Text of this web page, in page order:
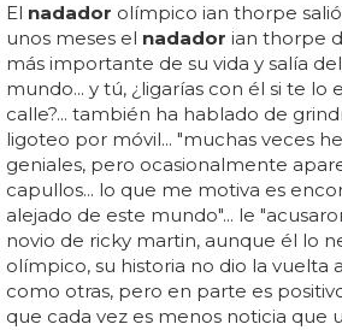
El nadador olímpico ian thorpe
unos meses el nadador ian thorpe
más importante de su vida y salía
mundo... y tú, ¿ligarías con él si te lo
calle?... también ha hablado de
ligoteo por móvil... "muchas veces
geniales, pero ocasionalmente
capullos... lo que me motiva es
alejado de este mundo"... le
novio de ricky martin, aunque él lo
olímpico, su historia no dio la vuelta
como otras, pero en parte es
que cada vez es menos noticia que